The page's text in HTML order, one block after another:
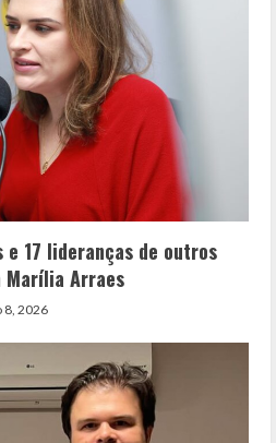
17 lideranças de outros
Marília Arraes
8, 2026